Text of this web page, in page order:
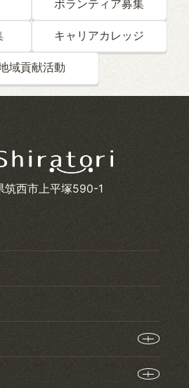
ボランティア募集
キャリアカレッジ
域貢献活動
西市上平塚590-1